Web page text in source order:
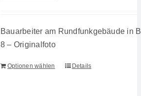
Bauarbeiter am Rundfunkgebäude in
8 – Originalfoto
Optionen wählen Details